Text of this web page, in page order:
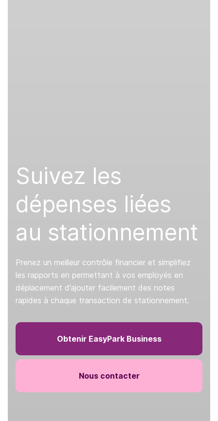
Suivez les
dépenses liées
au stationnement
Prenez un meilleur contrôle financier et simplifiez
les rapports en permettant à vos employés en
déplacement d’ajouter facilement des notes
rapides à chaque transaction de stationnement.
Obtenir EasyPark Business
Nous contacter